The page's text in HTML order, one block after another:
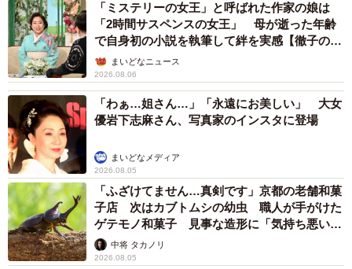
れました。番組のラストでは、妻の父で囲碁棋士の藤澤一
就八段がリモートでメッセージを寄せます。2人が「心に響
いた」と語る、その内容とは！？
「ミステリーの女王」と呼ばれた作家の娘は
「2時間サスペンスの女王」 母が逝った年齢
で自身初の小説を執筆して絆を実感【徹子の部
屋】まいどなニュース
2026.08.06
「わぁ…姐さん…」「永遠にお美しい」 大女
優岩下志麻さん、写真家のインスタに登場
まいどなメディア
2026.08.05
「ふざけてません…真剣です」京都の老舗和菓
子店 次はカブトムシの幼虫 職人が手がけた
ゲテモノ和菓子 見事な造形に「気持ち悪いく
らいリアル」
中将 タカノリ
2026.08.05